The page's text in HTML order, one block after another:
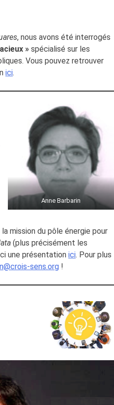
, nous avons été interrogés
» spécialisé sur les
Vous pouvez retrouver
ici.
Anne Barbarin
mission du pôle énergie pour
(plus précisément les
une présentation ici. Pour plus
sens.org !